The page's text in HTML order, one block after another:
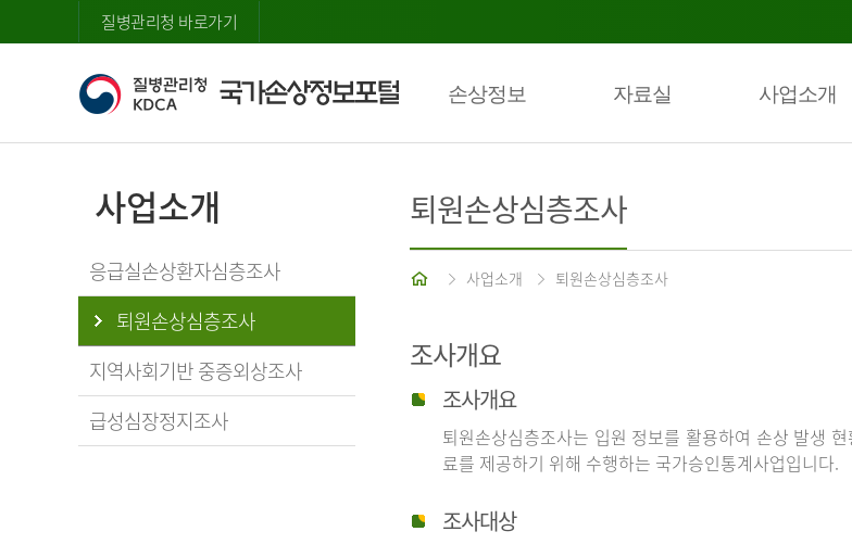
질병관리청 바로가기
손상정보 자료실 사업소개
사업소개
응급실손상환자심층조사
퇴원손상심층조사
지역사회기반 중증외상조사
급성심장정지조사
퇴원손상심층조사
홈 사업소개 퇴원손상심층조사
조사개요
조사개요
퇴원손상심층조사는 입원 정보를 활용하여 손상 발생
료를 제공하기 위해 수행하는 국가승인통계사업입니다.
조사대상